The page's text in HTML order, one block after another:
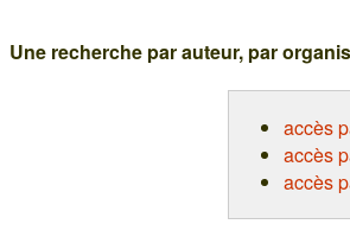
Une recherche par auteur, par
accès
accès
accès